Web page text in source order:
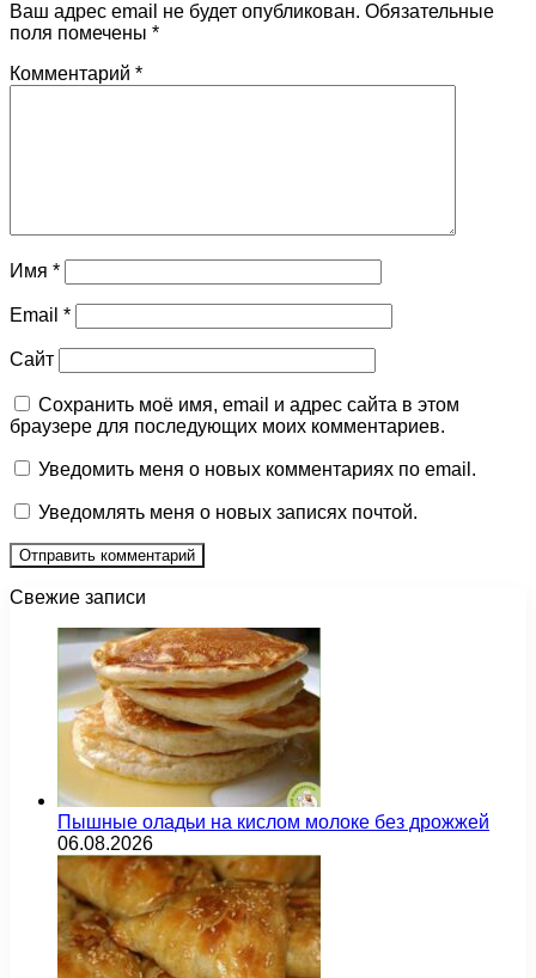
Ваш адрес email не будет опубликован. Обязательные
поля помечены *
Комментарий *
Имя *
Email *
Сайт
Сохранить моё имя, email и адрес сайта в этом
браузере для последующих моих комментариев.
Уведомить меня о новых комментариях по email.
Уведомлять меня о новых записях почтой.
Свежие записи
Пышные оладьи на кислом молоке без дрожжей
06.08.2026